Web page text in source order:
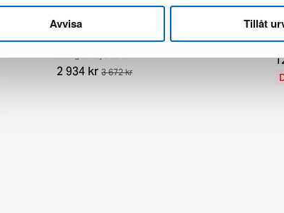
Avvisa Tillåt
x
Pakistan handknotted orientalisk matta 63 x
186 cm
1 i lager · Nyskick
2 934 kr 3 672 kr
1